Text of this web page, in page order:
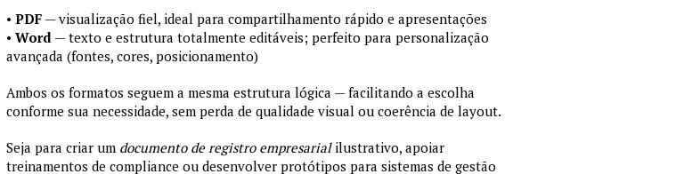
• PDF — visualização fiel, ideal para compartilhamento rápido e apresentações
• Word — texto e estrutura totalmente editáveis; perfeito para personalização
avançada (fontes, cores, posicionamento)
Ambos os formatos seguem a mesma estrutura lógica — facilitando a escolha
conforme sua necessidade, sem perda de qualidade visual ou coerência de layout.
Seja para criar um documento de registro empresarialilustrativo, apoiar
treinamentos de compliance ou desenvolver protótipos para sistemas de gestão